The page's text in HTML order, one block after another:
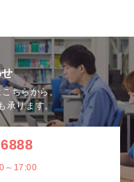
ちらから。
承ります。
～17:00